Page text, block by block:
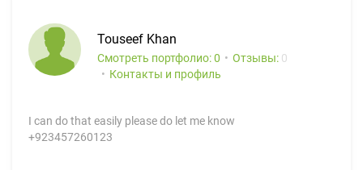
Touseef Khan
Смотреть портфолио: 0 Отзывы: 0
Контакты и профиль
I can do that easily please do let me know
+923457260123